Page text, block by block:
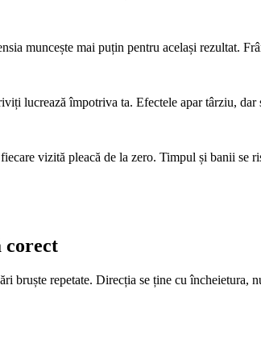
muncește mai puțin pentru același rezultat.
lucrează împotriva ta. Efectele apar târziu, dar
vizită pleacă de la zero. Timpul și banii se
corect
bruște repetate. Direcția se ține cu încheietura,